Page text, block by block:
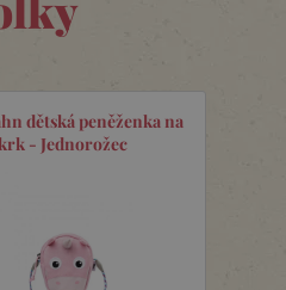
dětská peněženka na
- Jednorožec